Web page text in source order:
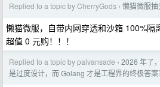
Replied to a topic by CherryGods › 懒猫微服抽
懒猫微服，自带内网穿透和沙箱 100%隔
超值 0 元购！！！
Replied to a topic by paivansade › 2026 年了
是过度设计，而 Golang 才是工程界的终极答案